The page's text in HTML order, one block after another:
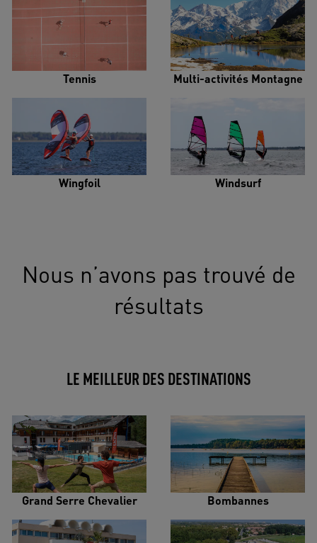
Tennis Multi-activités Montagne
Wingfoil Windsurf
Nous n’avons pas trouvé de
résultats
LE MEILLEUR DES DESTINATIONS
Grand Serre Chevalier Bombannes